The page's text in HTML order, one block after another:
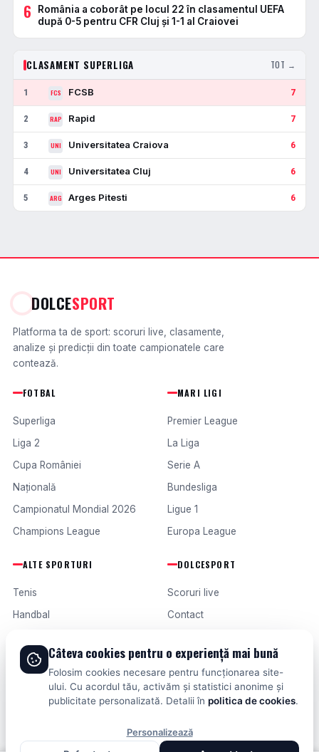
6
România a coborât pe locul 22 în clasamentul UEFA
după 0-5 pentru CFR Cluj și 1-1 al Craiovei
CLASAMENT SUPERLIGA TOT →
1 FCS FCSB 7
2 RAP Rapid 7
3 UNI Universitatea Craiova 6
4 UNI Universitatea Cluj 6
5 ARG Arges Pitesti 6
DOLCESPORT
Platforma ta de sport: scoruri live, clasamente,
analize și predicții din toate campionatele care
contează.
FOTBAL
Superliga
Liga 2
Cupa României
Națională
Campionatul Mondial 2026
Champions League
MARI LIGI
Premier League
La Liga
Serie A
Bundesliga
Ligue 1
Europa League
ALTE SPORTURI
Tenis
Handbal
Formula 1
Fotbal intern
Fotbal extern
DOLCESPORT
Scoruri live
Contact
Termeni și condiții
Câteva cookies pentru o experiență mai bună
Folosim cookies necesare pentru funcționarea site-
ului. Cu acordul tău, activăm și statistici anonime și
publicitate personalizată. Detalii în politica de cookies.
Personalizează